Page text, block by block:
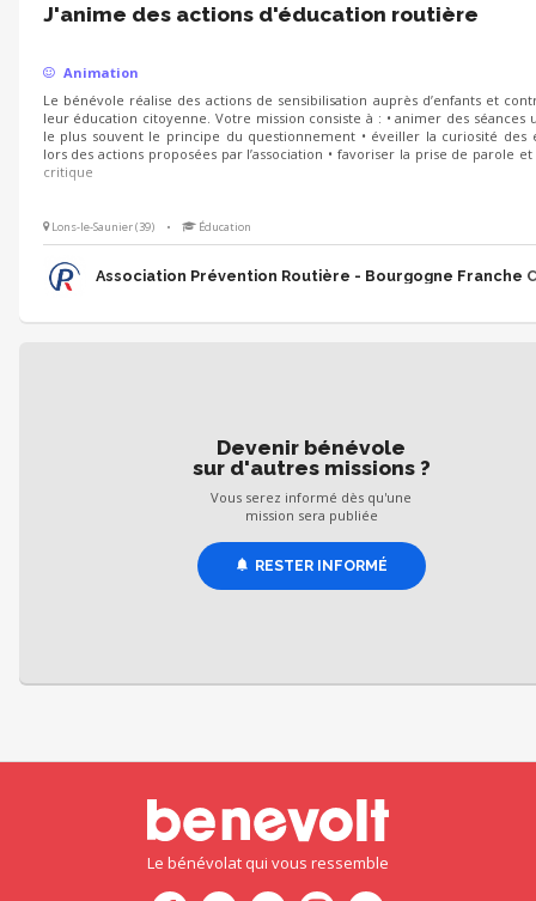
J'anime des actions d'éducation routière
Animation
Le bénévole réalise des actions de sensibilisation auprès d’enfants et
leur éducation citoyenne. Votre mission consiste à : • animer des séances
le plus souvent le principe du questionnement • éveiller la curiosité des
lors des actions proposées par l’association • favoriser la prise de parole et
critique
Lons-le-Saunier (39) • Éducation
Association Prévention Routière - Bourgogne Franche
Devenir bénévole
sur d'autres missions ?
Vous serez informé dès qu'une
mission sera publiée
RESTER INFORMÉ
Le bénévolat qui vous ressemble